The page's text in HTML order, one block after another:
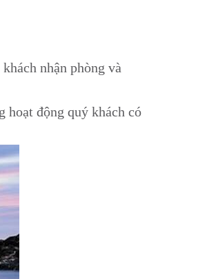
nhận phòng và
hoạt động quý khách có